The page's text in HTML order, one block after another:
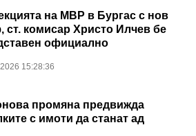
на МВР в Бургас с нов
ст. комисар Христо Илчев бе
официално
15:28:36
промяна предвижда
с имоти да станат ад